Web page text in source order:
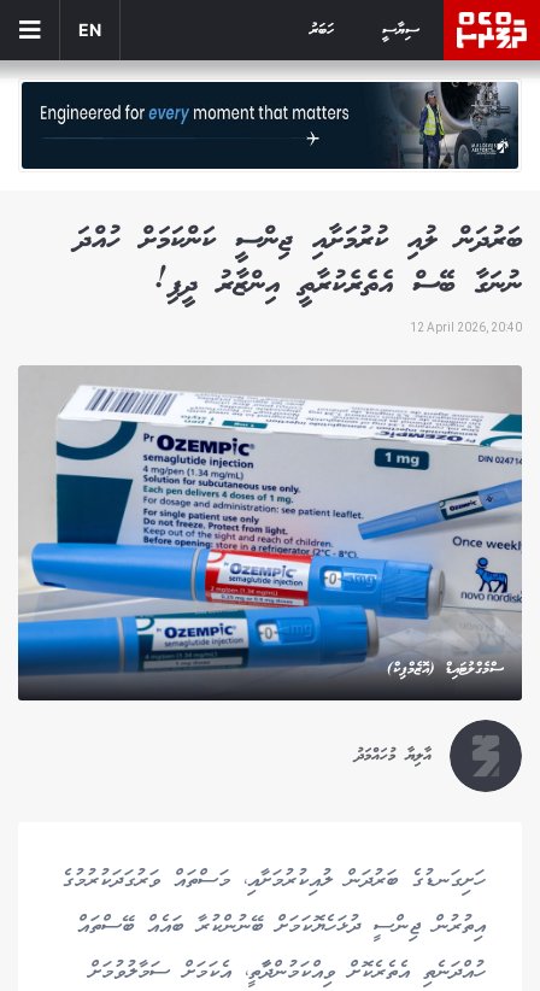
ސިޔާސީ ހަބަރު EN
ބަރުދަން ލުއި ކުރުމަށާއި ޖިންސީ ކަންކަމަށް ހުއްދަ
ނުނަގާ ބޭސް އެތެރެކުރާތީ އިންޒާރު ދީފި!
12 April 2026, 20:40
ސްމެގްލުޓައިޑް (އޮޒެމްޕިކް)
އާލިޔާ މުހައްމަދު
ހަށިގަނޑުގެ ބަރުދަން ލުއިކުރުމަށާއި، މަސްތައް ވަރުގަދަކުރުމުގެ
އިތުރުން ޖިންސީ ދުޅަހެޔޮކަމަށް ބޭނުންކުރާ ބައެއް ބޭސްތައް
ހުއްދަނެތި އެތެރެކޮށް ވިއްކަމުންދާާތީ، އެކަމަށް ސަމާލުވުމަށް